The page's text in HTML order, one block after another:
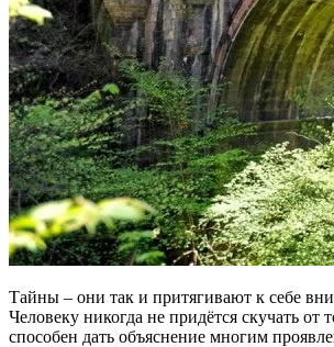
Тайны – они так и притягивают к себе
Человеку никогда не придётся скучать
способен дать объяснение многим